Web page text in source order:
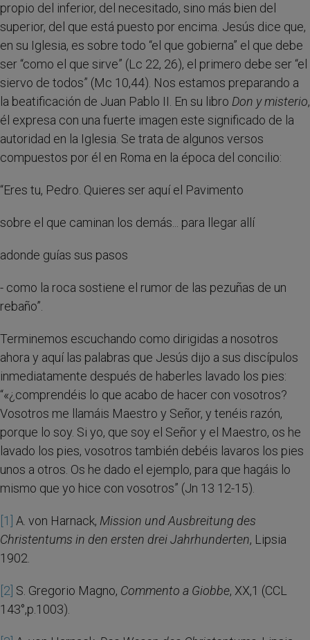
propio del inferior, del necesitado, sino más bien del
superior, del que está puesto por encima. Jesús dice que,
en su Iglesia, es sobre todo “el que gobierna” el que debe
ser “como el que sirve” (Lc 22, 26), el primero debe ser “el
siervo de todos” (Mc 10,44). Nos estamos preparando a
la beatificación de Juan Pablo II. En su libro Don y misterio,
él expresa con una fuerte imagen este significado de la
autoridad en la Iglesia. Se trata de algunos versos
compuestos por él en Roma en la época del concilio:
“Eres tu, Pedro. Quieres ser aquí el Pavimento
sobre el que caminan los demás... para llegar allí
adonde guías sus pasos
- como la roca sostiene el rumor de las pezuñas de un
rebaño”.
Terminemos escuchando como dirigidas a nosotros
ahora y aquí las palabras que Jesús dijo a sus discípulos
inmediatamente después de haberles lavado los pies:
“«¿comprendéis lo que acabo de hacer con vosotros?
Vosotros me llamáis Maestro y Señor, y tenéis razón,
porque lo soy. Si yo, que soy el Señor y el Maestro, os he
lavado los pies, vosotros también debéis lavaros los pies
unos a otros. Os he dado el ejemplo, para que hagáis lo
mismo que yo hice con vosotros” (Jn 13 12-15).
[1] A. von Harnack, Mission und Ausbreitung des
Christentums in den ersten drei Jahrhunderten, Lipsia
1902.
[2] S. Gregorio Magno, Commento a Giobbe, XX,1 (CCL
143°,p.1003).